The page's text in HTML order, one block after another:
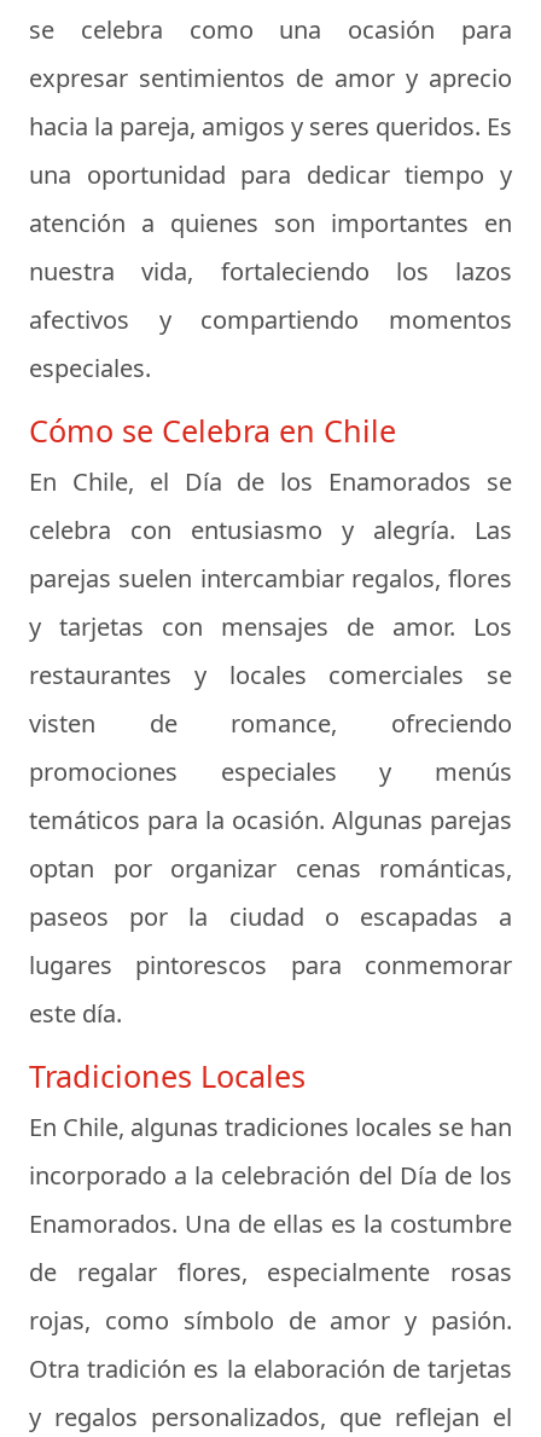
se celebra como una ocasión para
expresar sentimientos de amor y aprecio
hacia la pareja, amigos y seres queridos. Es
una oportunidad para dedicar tiempo y
atención a quienes son importantes en
nuestra vida, fortaleciendo los lazos
afectivos y compartiendo momentos
especiales.
Cómo se Celebra en Chile
En Chile, el Día de los Enamorados se
celebra con entusiasmo y alegría. Las
parejas suelen intercambiar regalos, flores
y tarjetas con mensajes de amor. Los
restaurantes y locales comerciales se
visten de romance, ofreciendo
promociones especiales y menús
temáticos para la ocasión. Algunas parejas
optan por organizar cenas románticas,
paseos por la ciudad o escapadas a
lugares pintorescos para conmemorar
este día.
Tradiciones Locales
En Chile, algunas tradiciones locales se han
incorporado a la celebración del Día de los
Enamorados. Una de ellas es la costumbre
de regalar flores, especialmente rosas
rojas, como símbolo de amor y pasión.
Otra tradición es la elaboración de tarjetas
y regalos personalizados, que reflejan el